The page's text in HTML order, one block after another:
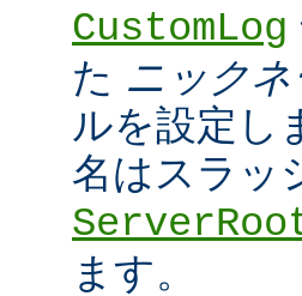
CustomLog
た ニックネ
ルを設定し
名はスラッ
ます。